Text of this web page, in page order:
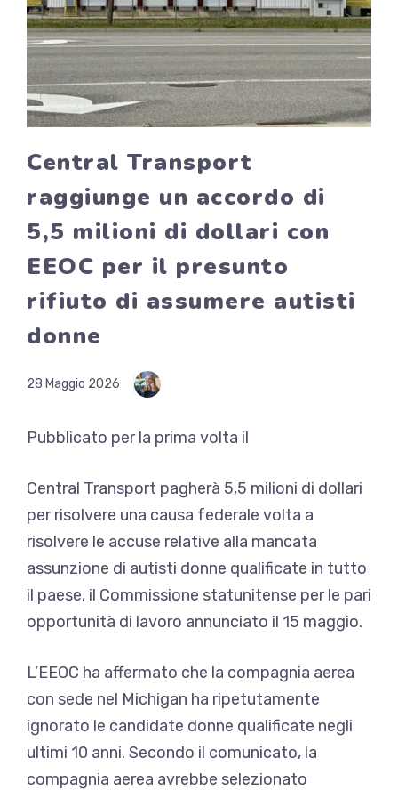
Central Transport
raggiunge un accordo di
5,5 milioni di dollari con
EEOC per il presunto
rifiuto di assumere autisti
donne
28 Maggio 2026
Pubblicato per la prima volta il
Central Transport pagherà 5,5 milioni di dollari
per risolvere una causa federale volta a
risolvere le accuse relative alla mancata
assunzione di autisti donne qualificate in tutto
il paese, il Commissione statunitense per le pari
opportunità di lavoro annunciato il 15 maggio.
L’EEOC ha affermato che la compagnia aerea
con sede nel Michigan ha ripetutamente
ignorato le candidate donne qualificate negli
ultimi 10 anni. Secondo il comunicato, la
compagnia aerea avrebbe selezionato